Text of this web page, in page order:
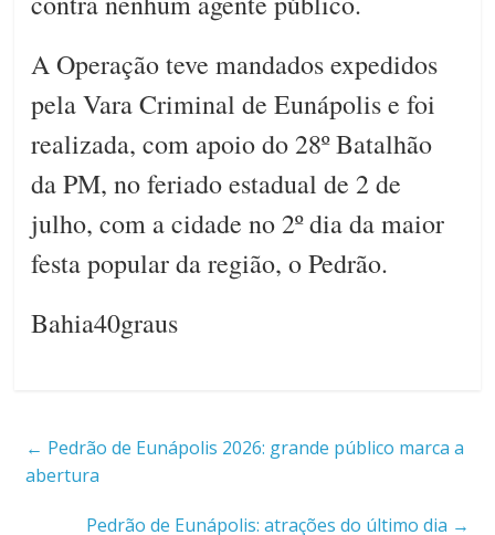
A Operação teve mandados expedidos
pela Vara Criminal de Eunápolis e foi
realizada, com apoio do 28º Batalhão
da PM, no feriado estadual de 2 de
julho, com a cidade no 2º dia da maior
festa popular da região, o Pedrão.
Bahia40graus
← Pedrão de Eunápolis 2026: grande público marca a
abertura
Pedrão de Eunápolis: atrações do último dia →